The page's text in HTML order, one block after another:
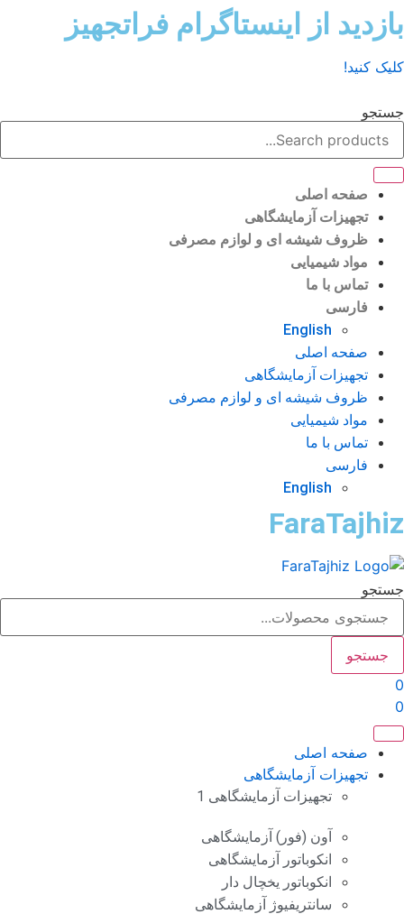
از اینستاگرام فراتجهیز
کنید!
صفحه اصلی
تجهیزات آزمایشگاهی
ظروف شیشه ای و لوازم مصرفی
مواد شیمیایی
تماس با ما
فارسی
English
صفحه اصلی
تجهیزات آزمایشگاهی
ظروف شیشه ای و لوازم مصرفی
مواد شیمیایی
تماس با ما
فارسی
English
جستجو
صفحه اصلی
تجهیزات آزمایشگاهی
تجهیزات آزمایشگاهی 1
آون (فور) آزمایشگاهی
انکوباتور آزمایشگاهی
انکوباتور یخچال دار
سانتریفیوژ آزمایشگاهی